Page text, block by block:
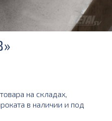
на складах,
в наличии и под